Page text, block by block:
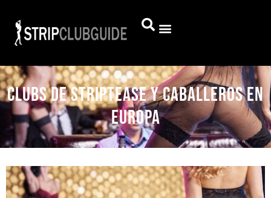
Clubs de striptease y caballeros en
Europa